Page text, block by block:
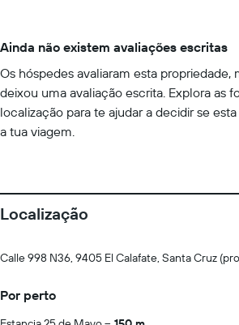
Ainda não existem avaliações escritas
Os hóspedes avaliaram esta propriedade,
deixou uma avaliação escrita. Explora as
localização para te ajudar a decidir se
a tua viagem.
Localização
Calle 998 N36, 9405 El Calafate, Santa Cruz
Por perto